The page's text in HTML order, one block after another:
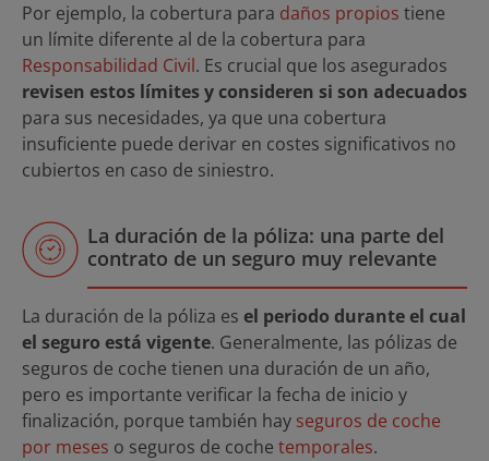
Por ejemplo, la cobertura para daños propios tiene
un límite diferente al de la cobertura para
Responsabilidad Civil. Es crucial que los asegurados
revisen estos límites y consideren si son adecuados
para sus necesidades, ya que una cobertura
insuficiente puede derivar en costes significativos no
cubiertos en caso de siniestro.
La duración de la póliza: una parte del
contrato de un seguro muy relevante
La duración de la póliza es el periodo durante el cual
el seguro está vigente. Generalmente, las pólizas de
seguros de coche tienen una duración de un año,
pero es importante verificar la fecha de inicio y
finalización, porque también hay seguros de coche
por meses o seguros de coche temporales.